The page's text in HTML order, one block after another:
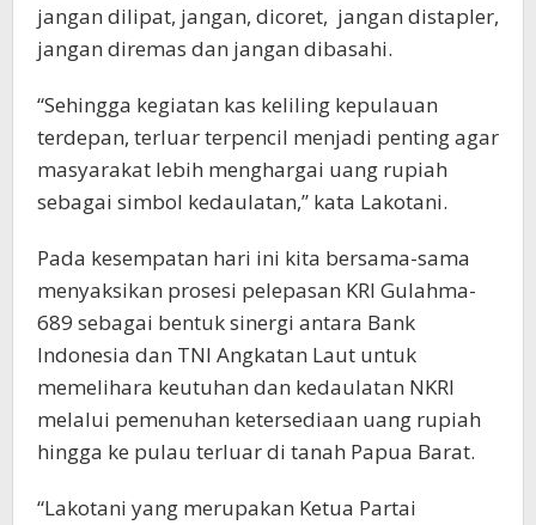
jangan dilipat, jangan, dicoret, jangan distapler,
jangan diremas dan jangan dibasahi.
“Sehingga kegiatan kas keliling kepulauan
terdepan, terluar terpencil menjadi penting agar
masyarakat lebih menghargai uang rupiah
sebagai simbol kedaulatan,’’ kata Lakotani.
Pada kesempatan hari ini kita bersama-sama
menyaksikan prosesi pelepasan KRI Gulahma-
689 sebagai bentuk sinergi antara Bank
Indonesia dan TNI Angkatan Laut untuk
memelihara keutuhan dan kedaulatan NKRI
melalui pemenuhan ketersediaan uang rupiah
hingga ke pulau terluar di tanah Papua Barat.
“Lakotani yang merupakan Ketua Partai